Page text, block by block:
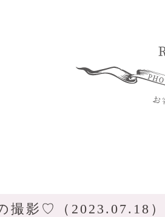
撮影♡（2023.07.18）